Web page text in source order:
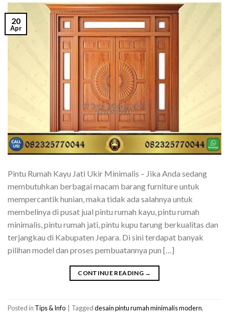
20
Apr
Pintu Rumah Kayu Jati Ukir Minimalis – Jika Anda sedang
membutuhkan berbagai macam barang furniture untuk
mempercantik hunian, maka tidak ada salahnya untuk
membelinya di pusat jual pintu rumah kayu, pintu rumah
minimalis, pintu rumah jati, pintu kupu tarung berkualitas dan
terjangkau di Kabupaten Jepara. Di sini terdapat banyak
pilihan model dan proses pembuatannya pun […]
CONTINUE READING →
Posted in Tips & Info Taggeddesain pintu rumah minimalis modern,